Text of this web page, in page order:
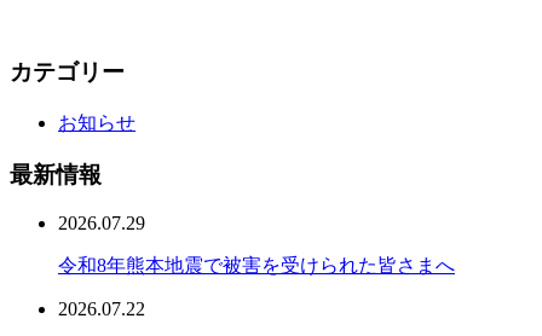
カテゴリー
お知らせ
最新情報
2026.07.29
令和8年熊本地震で被害を受けられた皆さまへ
2026.07.22